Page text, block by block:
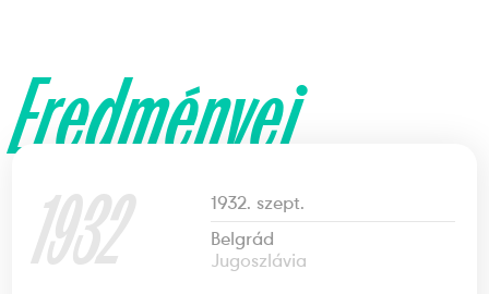
Eredményei
1932
1932. szept.
Belgrád
Jugoszlávia